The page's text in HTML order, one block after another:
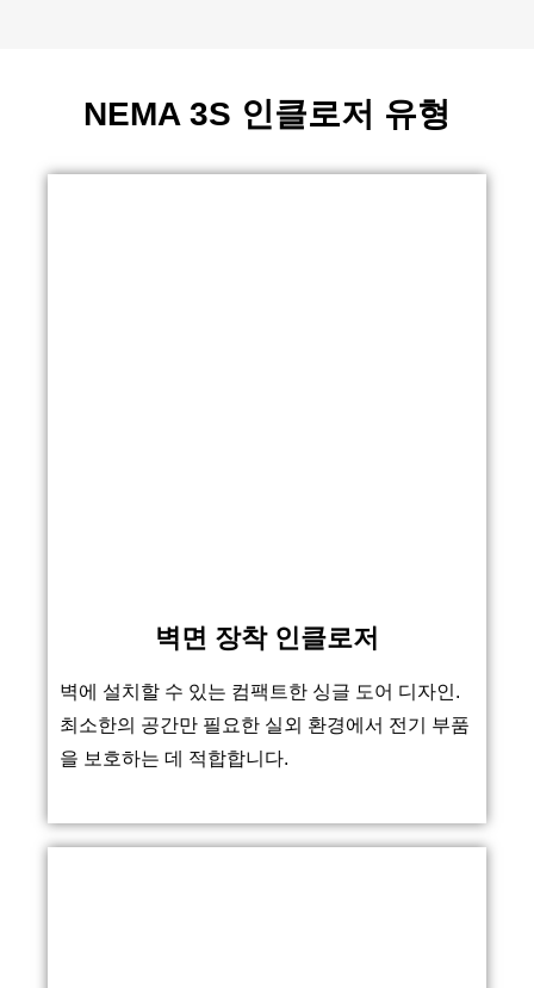
NEMA 3S 인클로저 유형
벽면 장착 인클로저
벽에 설치할 수 있는 컴팩트한 싱글 도어 디자인.
최소한의 공간만 필요한 실외 환경에서 전기 부품
을 보호하는 데 적합합니다.